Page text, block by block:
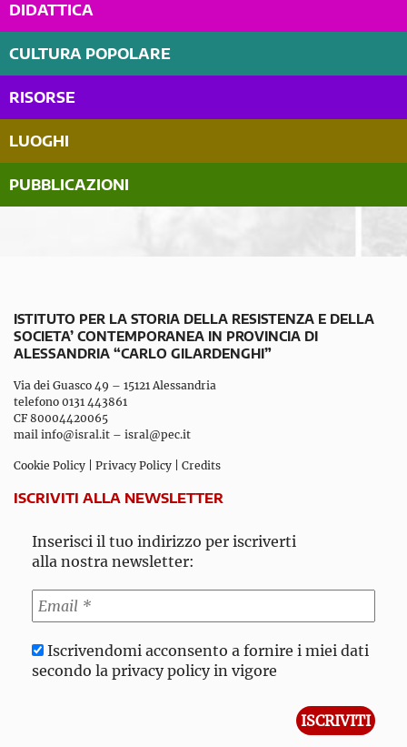
DIDATTICA
CULTURA POPOLARE
RISORSE
LUOGHI
PUBBLICAZIONI
ISTITUTO PER LA STORIA DELLA RESISTENZA E DELLA
SOCIETA’ CONTEMPORANEA IN PROVINCIA DI
ALESSANDRIA “CARLO GILARDENGHI”
Via dei Guasco 49 – 15121 Alessandria
telefono 0131 443861
CF 80004420065
mail info@isral.it – isral@pec.it
Cookie Policy Privacy Policy Credits
ISCRIVITI ALLA NEWSLETTER
Inserisci il tuo indirizzo per iscriverti
alla nostra newsletter:
Iscrivendomi acconsento a fornire i miei dati
secondo la privacy policy in vigore